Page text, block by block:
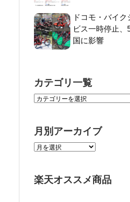
ドコモ・バイ
ビス一時停止、
国に影響
カテゴリ一覧
月別アーカイブ
楽天オススメ商品